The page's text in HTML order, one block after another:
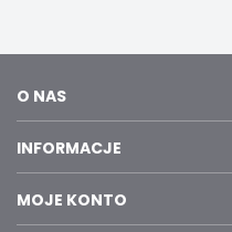
O NAS
INFORMACJE
MOJE KONTO